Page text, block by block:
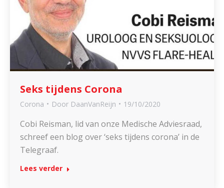
Seks tijdens Corona
Corona Door DaanVanReijn 19/10/2020
Cobi Reisman, lid van onze Medische Adviesraad,
schreef een blog over ‘seks tijdens corona’ in de
Telegraaf.
Lees verder